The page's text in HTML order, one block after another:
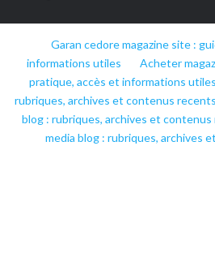
Garan cedore magazine site :
informations utiles
Acheter
pratique, accès et informations utiles
rubriques, archives et contenus recents
blog : rubriques, archives et
media blog : rubriques, archives